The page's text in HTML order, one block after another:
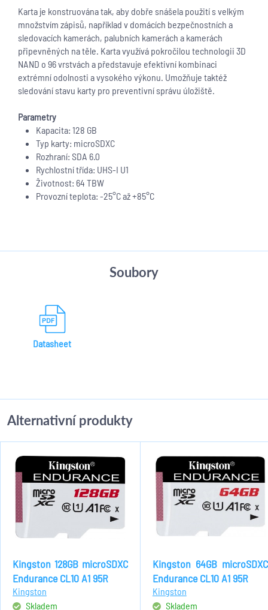
Karta je konstruována tak, aby dobře snášela použití s velkým
množstvím zápisů, například v domácích bezpečnostních a
sledovacích kamerách, palubních kamerách a kamerách
připevněných na těle. Karta využívá pokročilou technologii 3D
NAND o 96 vrstvách a představuje efektivní kombinaci
extrémní odolnosti a vysokého výkonu. Umožňuje taktéž
sledování stavu karty pro preventivní správu úložiště.
Parametry
Kapacita: 128 GB
Typ karty: microSDXC
Rozhraní: SDA 6.0
Rychlostní třída: UHS-I U1
Životnost: 64 TBW
Provozní teplota: -25°C až +85°C
Soubory
Datasheet
Alternativní produkty
Kingston 128GB microSDXC
Endurance CL10 A1 95R
Kingston
Skladem
Kingston 64GB microSDXC
Endurance CL10 A1 95R
Kingston
Skladem